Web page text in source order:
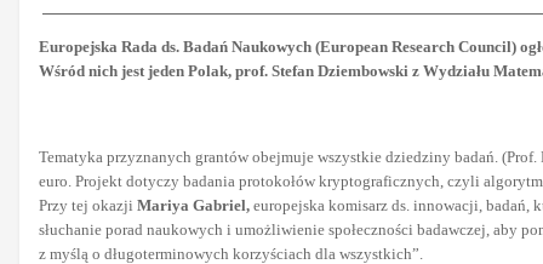
Europejska Rada ds. Badań Naukowych (European Research Council)
Wśród nich jest jeden Polak, prof. Stefan Dziembowski z Wydziału
Tematyka przyznanych grantów obejmuje wszystkie dziedziny badań.
euro. Projekt dotyczy badania protokołów kryptograficznych, czyli
Przy tej okazji Mariya Gabriel, europejska komisarz ds. innowacji, badań,
słuchanie porad naukowych i umożliwienie społeczności badawczej, aby
z myślą o długoterminowych korzyściach dla wszystkich”.